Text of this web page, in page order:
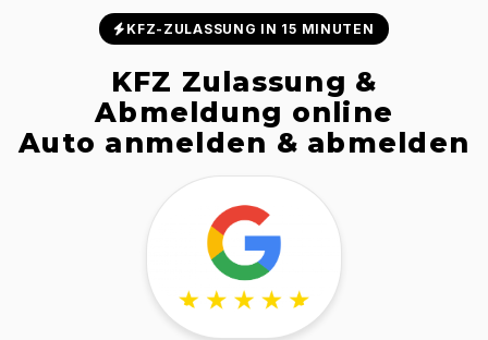
KFZ-ZULASSUNG IN 15 MINUTEN
KFZ Zulassung &
Abmeldung online
Auto anmelden & abmelden